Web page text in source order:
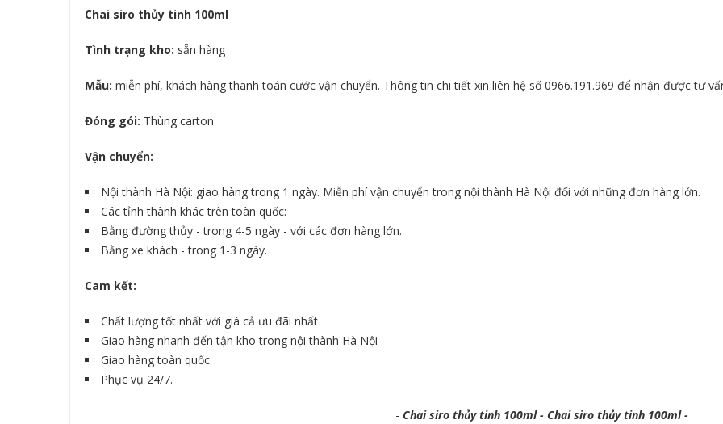
Chai siro thủy tinh 100ml
Tình trạng kho: sẵn hàng
Mẫu: miễn phí, khách hàng thanh toán cước vận chuyển. Thông tin chi tiết xin liên hệ số 0966.191.969 để nhận được tư
Đóng gói: Thùng carton
Vận chuyển:
Nội thành Hà Nội: giao hàng trong 1 ngày. Miễn phí vận chuyển trong nội thành Hà Nội đối với những đơn hàng lớn.
Các tỉnh thành khác trên toàn quốc:
Bằng đường thủy - trong 4-5 ngày - với các đơn hàng lớn.
Bằng xe khách - trong 1-3 ngày.
Cam kết:
Chất lượng tốt nhất với giá cả ưu đãi nhất
Giao hàng nhanh đến tận kho trong nội thành Hà Nội
Giao hàng toàn quốc.
Phục vụ 24/7.
- Chai siro thủy tinh 100ml - Chai siro thủy tinh 100ml -